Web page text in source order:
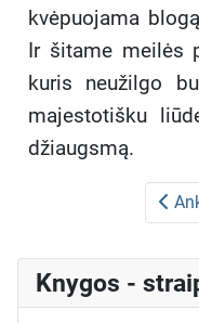
kvėpuojama
Ir šitame meilės
kuris neužilgo
majestotišku
džiaugsmą.
Knygos -